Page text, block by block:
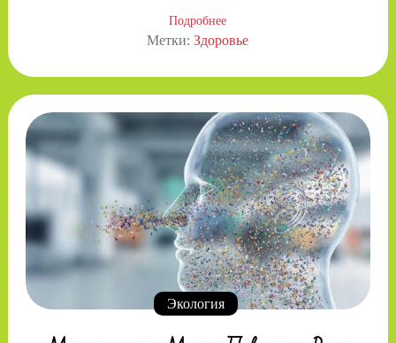
Подробнее
Метки:Здоровье
Экология